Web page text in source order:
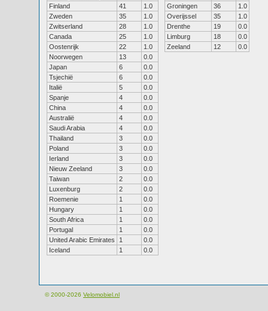
Finland
41
1.0
Zweden
35
1.0
Zwitserland
28
1.0
Canada
25
1.0
Oostenrijk
22
1.0
Noorwegen
13
0.0
Japan
6
0.0
Tsjechië
6
0.0
Italië
5
0.0
Spanje
4
0.0
China
4
0.0
Australië
4
0.0
Saudi Arabia
4
0.0
Thailand
3
0.0
Poland
3
0.0
Ierland
3
0.0
Nieuw Zeeland
3
0.0
Taiwan
2
0.0
Luxenburg
2
0.0
Roemenie
1
0.0
Hungary
1
0.0
South Africa
1
0.0
Portugal
1
0.0
United Arabic Emirates
1
0.0
Iceland
1 0.0
Groningen
36
1.0
Overijssel
35
1.0
Drenthe
19
0.0
Limburg
18
0.0
Zeeland
12 0.0
© 2000-2026 Velomobiel.nl